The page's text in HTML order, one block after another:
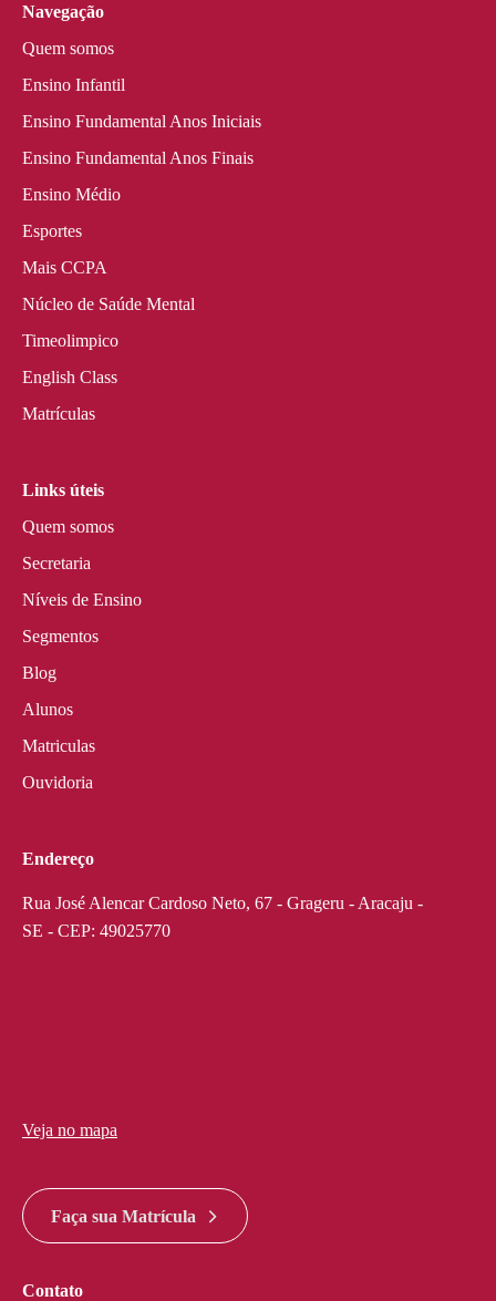
Navegação
Quem somos
Ensino Infantil
Ensino Fundamental Anos Iniciais
Ensino Fundamental Anos Finais
Ensino Médio
Esportes
Mais CCPA
Núcleo de Saúde Mental
Timeolimpico
English Class
Matrículas
Links úteis
Quem somos
Secretaria
Níveis de Ensino
Segmentos
Blog
Alunos
Matriculas
Ouvidoria
Endereço
Rua José Alencar Cardoso Neto, 67 - Grageru - Aracaju -
SE - CEP: 49025770
Veja no mapa
Faça sua Matrícula
Contato